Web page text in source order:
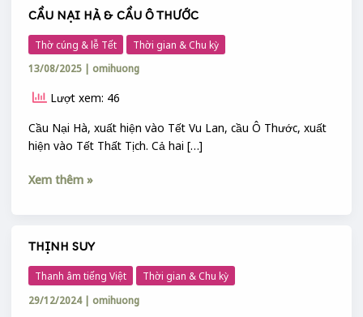
CẦU NẠI HÀ & CẦU Ô THƯỚC
Thờ cúng & lễ Tết
Thời gian & Chu kỳ
13/08/2025 | omihuong
Lượt xem: 46
Cầu Nại Hà, xuất hiện vào Tết Vu Lan, cầu Ô Thước, xuất
hiện vào Tết Thất Tịch. Cả hai […]
Xem thêm »
THỊNH SUY
Thanh âm tiếng Việt
Thời gian & Chu kỳ
29/12/2024 | omihuong
THỊNH
SUY